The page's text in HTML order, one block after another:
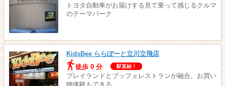
トヨタ自動車がお届けする見て乗って感じるクルマ
のテーマパーク
KidsBee ららぽーと立川立飛店
徒歩 0 分
駅直結！
プレイランドとブッフェレストランが融合。お買い
物体験もできる